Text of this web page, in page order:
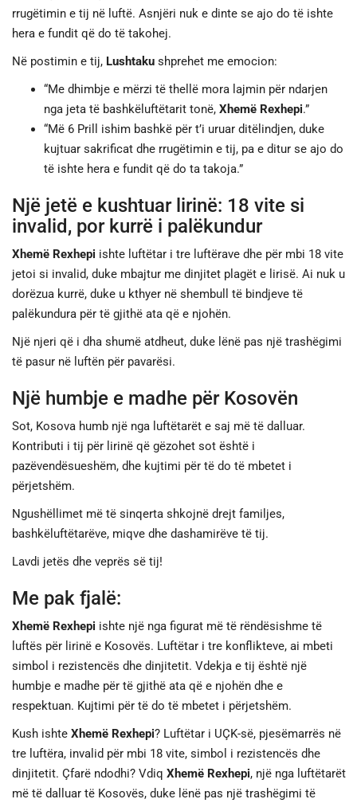
rrugëtimin e tij në luftë. Asnjëri nuk e dinte se ajo do të ishte
hera e fundit që do të takohej.
Në postimin e tij, Lushtaku shprehet me emocion:
“Me dhimbje e mërzi të thellë mora lajmin për ndarjen
nga jeta të bashkëluftëtarit tonë, Xhemë Rexhepi.”
“Më 6 Prill ishim bashkë për t’i uruar ditëlindjen, duke
kujtuar sakrificat dhe rrugëtimin e tij, pa e ditur se ajo do
të ishte hera e fundit që do ta takoja.”
Një jetë e kushtuar lirinë: 18 vite si
invalid, por kurrë i palëkundur
Xhemë Rexhepi ishte luftëtar i tre luftërave dhe për mbi 18 vite
jetoi si invalid, duke mbajtur me dinjitet plagët e lirisë. Ai nuk u
dorëzua kurrë, duke u kthyer në shembull të bindjeve të
palëkundura për të gjithë ata që e njohën.
Një njeri që i dha shumë atdheut, duke lënë pas një trashëgimi
të pasur në luftën për pavarësi.
Një humbje e madhe për Kosovën
Sot, Kosova humb një nga luftëtarët e saj më të dalluar.
Kontributi i tij për lirinë që gëzohet sot është i
pazëvendësueshëm, dhe kujtimi për të do të mbetet i
përjetshëm.
Ngushëllimet më të sinqerta shkojnë drejt familjes,
bashkëluftëtarëve, miqve dhe dashamirëve të tij.
Lavdi jetës dhe veprës së tij!
Me pak fjalë:
Xhemë Rexhepi ishte një nga figurat më të rëndësishme të
luftës për lirinë e Kosovës. Luftëtar i tre konflikteve, ai mbeti
simbol i rezistencës dhe dinjitetit. Vdekja e tij është një
humbje e madhe për të gjithë ata që e njohën dhe e
respektuan. Kujtimi për të do të mbetet i përjetshëm.
Kush ishte Xhemë Rexhepi? Luftëtar i UÇK-së, pjesëmarrës në
tre luftëra, invalid për mbi 18 vite, simbol i rezistencës dhe
dinjitetit. Çfarë ndodhi? Vdiq Xhemë Rexhepi, një nga luftëtarët
më të dalluar të Kosovës, duke lënë pas një trashëgimi të